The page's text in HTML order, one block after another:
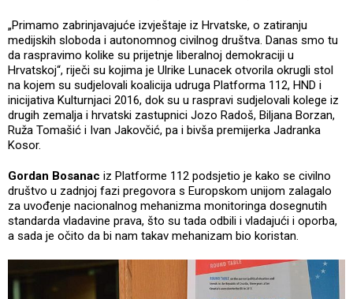
„Primamo zabrinjavajuće izvještaje iz Hrvatske, o zatiranju
medijskih sloboda i autonomnog civilnog društva. Danas smo tu
da raspravimo kolike su prijetnje liberalnoj demokraciji u
Hrvatskoj“, riječi su kojima je Ulrike Lunacek otvorila okrugli stol
na kojem su sudjelovali koalicija udruga Platforma 112, HND i
inicijativa Kulturnjaci 2016, dok su u raspravi sudjelovali kolege iz
drugih zemalja i hrvatski zastupnici Jozo Radoš, Biljana Borzan,
Ruža Tomašić i Ivan Jakovčić, pa i bivša premijerka Jadranka
Kosor.
Gordan Bosanac iz Platforme 112 podsjetio je kako se civilno
društvo u zadnjoj fazi pregovora s Europskom unijom zalagalo
za uvođenje nacionalnog mehanizma monitoringa dosegnutih
standarda vladavine prava, što su tada odbili i vladajući i oporba,
a sada je očito da bi nam takav mehanizam bio koristan.